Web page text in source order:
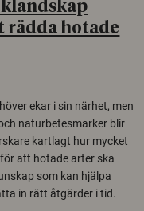
rädda hotade
ekar i sin närhet, men
naturbetesmarker blir
kartlagt hur mycket
att hotade arter ska
som kan hjälpa
in rätt åtgärder i tid.